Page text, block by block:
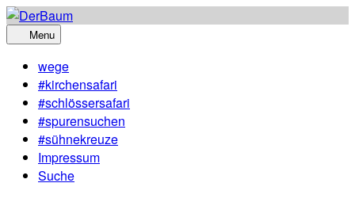
Skip
to
Menu
wege
#kirchensafari
#schlössersafari
#spurensuchen
#sühnekreuze
Impressum
Suche